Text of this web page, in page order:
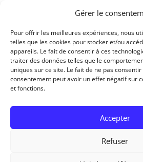
Gérer le
Pour offrir les meilleures expériences, nous
telles que les cookies pour stocker et/ou
appareils. Le fait de consentir à ces
traiter des données telles que le
uniques sur ce site. Le fait de ne pas
consentement peut avoir un effet négatif sur
et fonctions.
Accepter
Refuser
Les Moteurs Pas à Pas
Projets Processing
Amélioration de l’habitat
Tir sportif
Fichiers dessin
Fichiers dessin
Contact et mentions légales